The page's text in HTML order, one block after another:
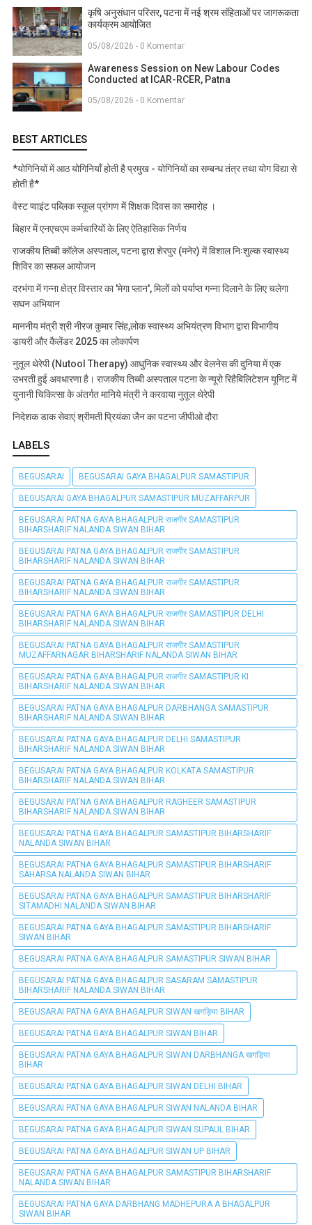
कृषि अनुसंधान परिसर, पटना में नई श्रम संहिताओं पर जागरूकता
कार्यक्रम आयोजित
05/08/2026 - 0 Komentar
Awareness Session on New Labour Codes
Conducted at ICAR-RCER, Patna
05/08/2026 - 0 Komentar
BEST ARTICLES
*योगिनियों में आठ योगिनियाँ होती है प्रमुख - योगिनियों का सम्बन्ध तंत्र तथा योग विद्या से
होती है*
वेस्ट प्वाइंट पब्लिक स्कूल प्रांगण में शिक्षक दिवस का समारोह ।
बिहार में एनएचएम कर्मचारियों के लिए ऐतिहासिक निर्णय
राजकीय तिब्बी कॉलेज अस्पताल, पटना द्वारा शेरपुर (मनेर) में विशाल निःशुल्क स्वास्थ्य
शिविर का सफल आयोजन
दरभंगा में गन्ना क्षेत्र विस्तार का 'मेगा प्लान', मिलों को पर्याप्त गन्ना दिलाने के लिए चलेगा
सघन अभियान
माननीय मंत्री श्री नीरज कुमार सिंह,लोक स्वास्थ्य अभियंत्रण विभाग द्वारा विभागीय
डायरी और कैलेंडर 2025 का लोकार्पण
नुतूल थेरेपी (Nutool Therapy) आधुनिक स्वास्थ्य और वेलनेस की दुनिया में एक
उभरती हुई अवधारणा है। राजकीय तिब्बी अस्पताल पटना के न्यूरो रिहैबिलिटेशन यूनिट में
युनानी चिकित्सा के अंतर्गत मानिये मंत्री ने करवाया नुतूल थेरेपी
निदेशक डाक सेवाएं श्रीमती प्रियंका जैन का पटना जीपीओ दौरा
LABELS
BEGUSARAI BEGUSARAI GAYA BHAGALPUR SAMASTIPUR
BEGUSARAI GAYA BHAGALPUR SAMASTIPUR MUZAFFARPUR
BEGUSARAI PATNA GAYA BHAGALPUR राजगीर SAMASTIPUR
BIHARSHARIF NALANDA SIWAN BIHAR
BEGUSARAI PATNA GAYA BHAGALPUR राजगीर SAMASTIPUR
BIHARSHARIF NALANDA SIWAN BIHAR
BEGUSARAI PATNA GAYA BHAGALPUR राजगीर SAMASTIPUR
BIHARSHARIF NALANDA SIWAN BIHAR
BEGUSARAI PATNA GAYA BHAGALPUR राजगीर SAMASTIPUR DELHI
BIHARSHARIF NALANDA SIWAN BIHAR
BEGUSARAI PATNA GAYA BHAGALPUR राजगीर SAMASTIPUR
MUZAFFARNAGAR BIHARSHARIF NALANDA SIWAN BIHAR
BEGUSARAI PATNA GAYA BHAGALPUR राजगीर SAMASTIPUR KI
BIHARSHARIF NALANDA SIWAN BIHAR
BEGUSARAI PATNA GAYA BHAGALPUR DARBHANGA SAMASTIPUR
BIHARSHARIF NALANDA SIWAN BIHAR
BEGUSARAI PATNA GAYA BHAGALPUR DELHI SAMASTIPUR
BIHARSHARIF NALANDA SIWAN BIHAR
BEGUSARAI PATNA GAYA BHAGALPUR KOLKATA SAMASTIPUR
BIHARSHARIF NALANDA SIWAN BIHAR
BEGUSARAI PATNA GAYA BHAGALPUR RAGHEER SAMASTIPUR
BIHARSHARIF NALANDA SIWAN BIHAR
BEGUSARAI PATNA GAYA BHAGALPUR SAMASTIPUR BIHARSHARIF
NALANDA SIWAN BIHAR
BEGUSARAI PATNA GAYA BHAGALPUR SAMASTIPUR BIHARSHARIF
SAHARSA NALANDA SIWAN BIHAR
BEGUSARAI PATNA GAYA BHAGALPUR SAMASTIPUR BIHARSHARIF
SITAMADHI NALANDA SIWAN BIHAR
BEGUSARAI PATNA GAYA BHAGALPUR SAMASTIPUR BIHARSHARIF
SIWAN BIHAR
BEGUSARAI PATNA GAYA BHAGALPUR SAMASTIPUR SIWAN BIHAR
BEGUSARAI PATNA GAYA BHAGALPUR SASARAM SAMASTIPUR
BIHARSHARIF NALANDA SIWAN BIHAR
BEGUSARAI PATNA GAYA BHAGALPUR SIWAN खगड़िया BIHAR
BEGUSARAI PATNA GAYA BHAGALPUR SIWAN BIHAR
BEGUSARAI PATNA GAYA BHAGALPUR SIWAN DARBHANGA खगड़िया
BIHAR
BEGUSARAI PATNA GAYA BHAGALPUR SIWAN DELHI BIHAR
BEGUSARAI PATNA GAYA BHAGALPUR SIWAN NALANDA BIHAR
BEGUSARAI PATNA GAYA BHAGALPUR SIWAN SUPAUL BIHAR
BEGUSARAI PATNA GAYA BHAGALPUR SIWAN UP BIHAR
BEGUSARAI PATNA GAYA BHAGALPUR SAMASTIPUR BIHARSHARIF
NALANDA SIWAN BIHAR
BEGUSARAI PATNA GAYA DARBHANG MADHEPURA A BHAGALPUR
SIWAN BIHAR